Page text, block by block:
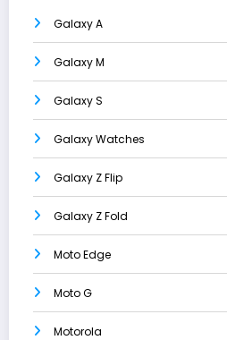
Galaxy A
Galaxy M
Galaxy S
Galaxy Watches
Galaxy Z Flip
Galaxy Z Fold
Moto Edge
Moto G
Motorola